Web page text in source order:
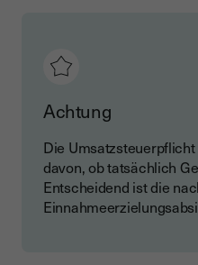
Achtung
Die
davon, ob tatsächlich
Entscheidend ist die